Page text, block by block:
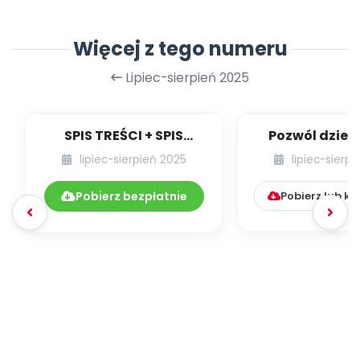
Więcej z tego numeru
Lipiec-sierpień 2025
SPIS TREŚCI + SPIS
POMOCY
DYDAKTYCZNYCH
07.-08.286-287/...
lipiec-sierpień 2025
Pobierz bezpłatnie
Pozwól
lipiec-
Pobierz lub